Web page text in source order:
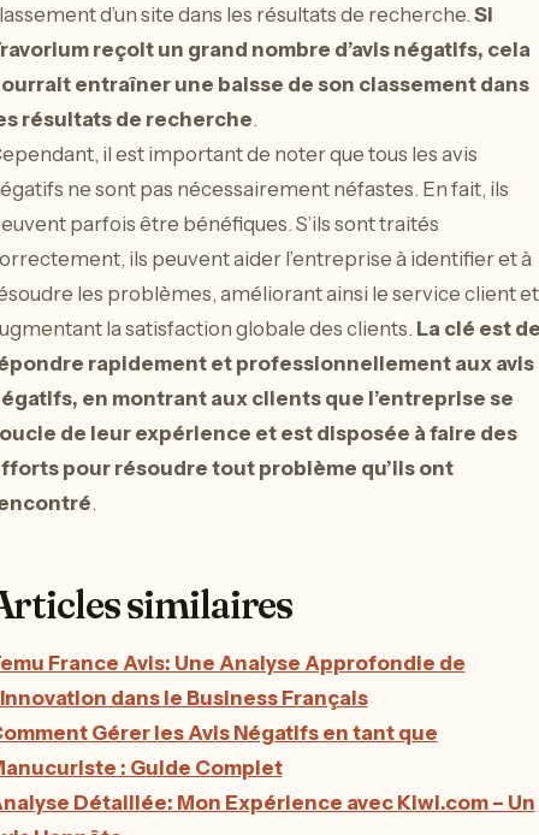
d’un site dans les résultats de recherche.Si
reçoit un grand nombre d’avis négatifs, cela
entraîner une baisse de son classement dans
résultats de recherche.
il est important de noter que tous les avis
ne sont pas nécessairement néfastes. En fait, ils
parfois être bénéfiques. S’ils sont traités
ils peuvent aider l’entreprise à identifier et à
les problèmes, améliorant ainsi le service client et
la satisfaction globale des clients. La clé est
rapidement et professionnellement aux avis
en montrant aux clients que l’entreprise se
de leur expérience et est disposée à faire des
pour résoudre tout problème qu’ils ont
.
similaires
France Avis: Une Analyse Approfondie de
dans le Business Français
Gérer les Avis Négatifs en tant que
: Guide Complet
Détaillée: Mon Expérience avec Kiwi.com – Un